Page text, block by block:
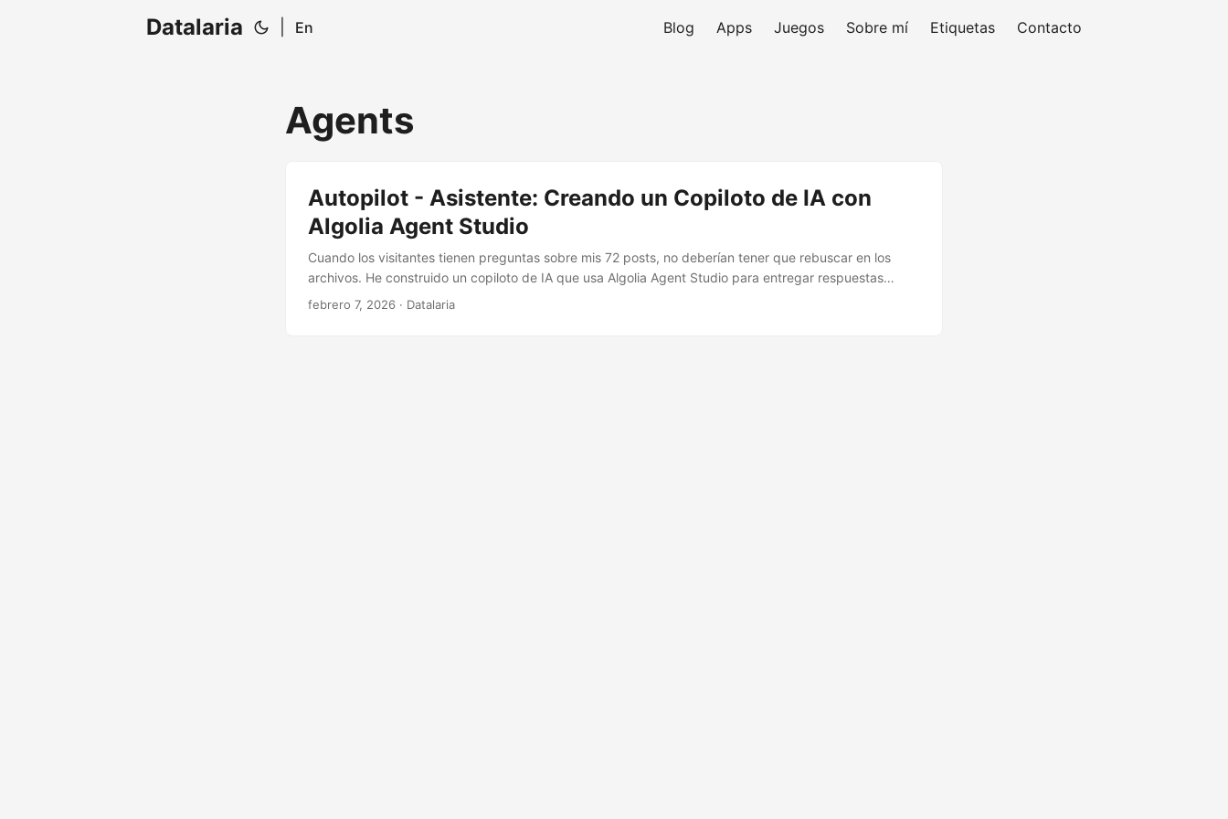
Datalaria En Blog Apps Juegos Sobre mí Etiquetas Contacto
Agents
Autopilot - Asistente: Creando un Copiloto de IA con
Algolia Agent Studio
Cuando los visitantes tienen preguntas sobre mis 72 posts, no deberían tener que rebuscar en los
archivos. He construido un copiloto de IA que usa Algolia Agent Studio para entregar respuestas
conversacionales respaldadas por contenido real.
febrero 7, 2026 · Datalaria